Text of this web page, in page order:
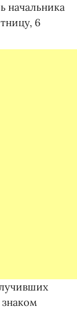
начальника
6